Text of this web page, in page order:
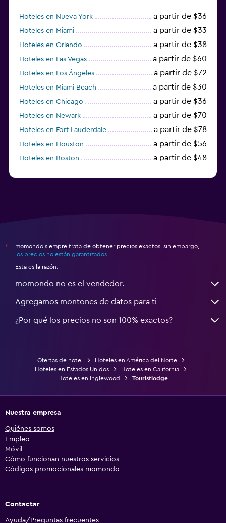
Hoteles en Nueva York a partir de $36
Hoteles en Miami a partir de $33
Hoteles en Orlando a partir de $38
Hoteles en Las Vegas a partir de $60
Hoteles en Los Ángeles a partir de $72
Hoteles en Miami Beach a partir de $30
Hoteles en Chicago a partir de $36
Hoteles en Newark a partir de $70
Hoteles en Fort Lauderdale a partir de $78
Hoteles en Houston a partir de $56
Hoteles en Boston a partir de $48
*
momondo siempre trata de obtener precios exactos, sin embargo,
los precios no están garantizados
Esta es la razón:
momondo no es el vendedor.
Agregamos montones de datos para ti
¿Por qué los precios no son 100% exactos?
Ofertas de hotel
Hoteles en América del Norte
Hoteles en Estados Unidos
Hoteles en California
Hoteles en Inglewood
Touristlodge
Nuestra empresa
Quiénes somos
Empleo
Móvil
Cómo funcionan nuestros servicios
Códigos promocionales momondo
Contactar
Ayuda/Preguntas frecuentes